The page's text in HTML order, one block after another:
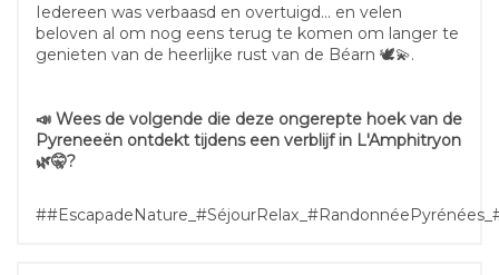
Iedereen was verbaasd en overtuigd... en velen
beloven al om nog eens terug te komen om langer te
genieten van de heerlijke rust van de Béarn 🕊️💫.
📣 Wees de volgende die deze ongerepte hoek van de
Pyreneeën ontdekt tijdens een verblijf in L'Amphitryon
🌿🤫?